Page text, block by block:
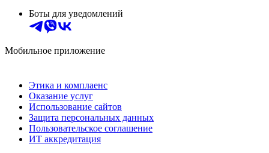
Боты для уведомлений
Мобильное приложение
Этика и комплаенс
Оказание услуг
Использование сайтов
Защита персональных данных
Пользовательское соглашение
ИТ аккредитация